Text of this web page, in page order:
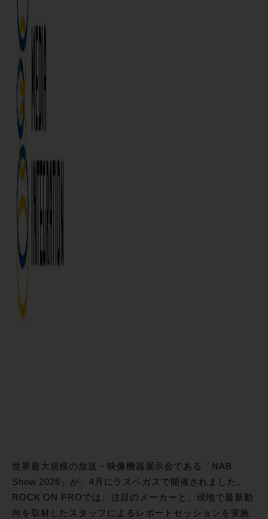
世界最大規模の放送・映像機器展示会である「NAB
Show 2026」が、4月にラスベガスで開催されました。
ROCK ON PROでは、注目のメーカーと、現地で最新動
向を取材したスタッフによるレポートセッションを実施